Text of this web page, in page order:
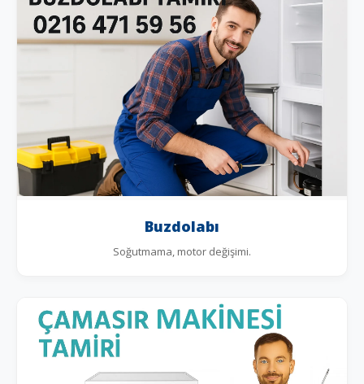
Buzdolabı
Soğutmama, motor değişimi.